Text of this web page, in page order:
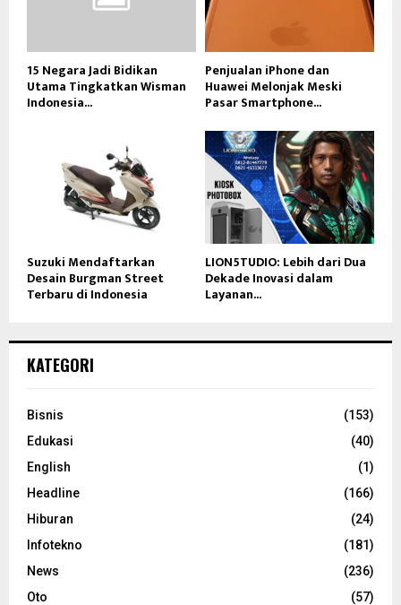
15 Negara Jadi Bidikan
Utama Tingkatkan Wisman
Indonesia...
Penjualan iPhone dan
Huawei Melonjak Meski
Pasar Smartphone...
Suzuki Mendaftarkan
Desain Burgman Street
Terbaru di Indonesia
LION5TUDIO: Lebih dari Dua
Dekade Inovasi dalam
Layanan...
KATEGORI
Bisnis
(153)
Edukasi
(40)
English
(1)
Headline
(166)
Hiburan
(24)
Infotekno
(181)
News
(236)
Oto
(57)